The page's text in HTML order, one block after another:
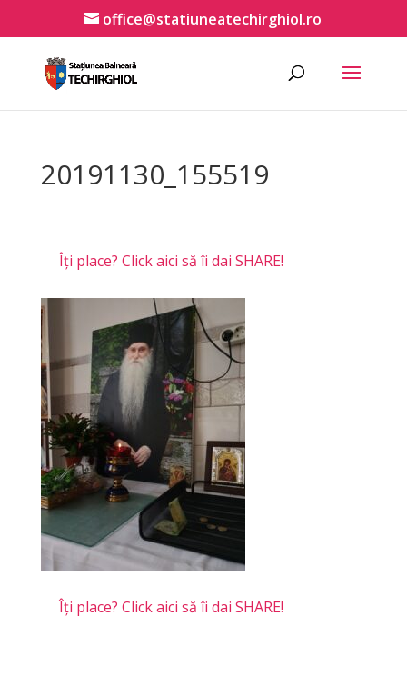
office@statiuneatechirghiol.ro
20191130_155519
Îți place? Click aici să îi dai SHARE!
Îți place? Click aici să îi dai SHARE!